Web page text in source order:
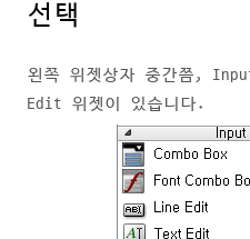
선택
왼쪽 위젯상자 중간쯤,
Edit 위젯이 있습니다.